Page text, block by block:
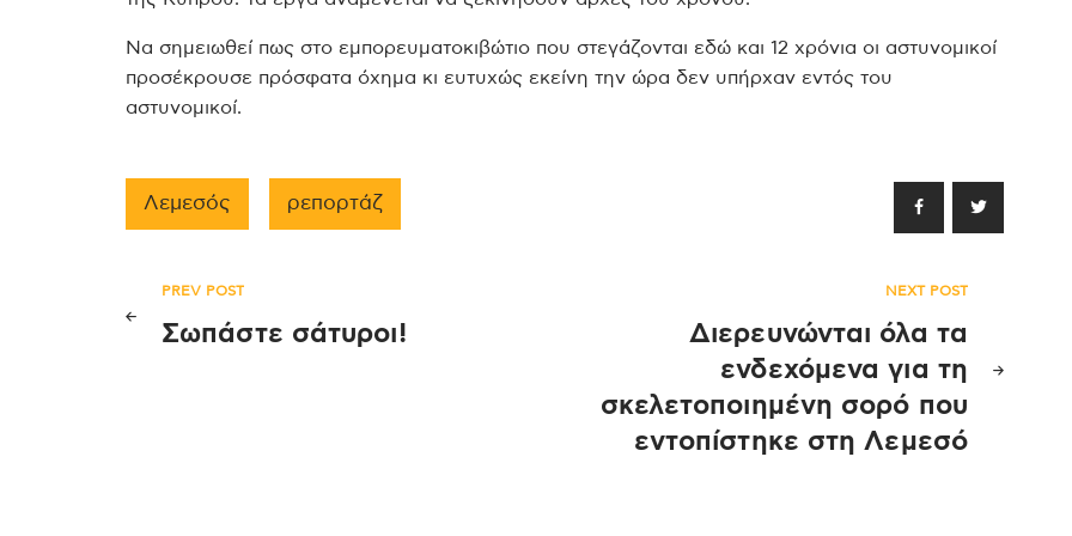
Να σημειωθεί πως στο εμπορευματοκιβώτιο που στεγάζονται εδώ και 12 χρόνια οι αστυνομικοί
προσέκρουσε πρόσφατα όχημα κι ευτυχώς εκείνη την ώρα δεν υπήρχαν εντός του
αστυνομικοί.
Λεμεσός ρεπορτάζ
Πλοήγηση
PREV POST
Σωπάστε σάτυροι!
NEXT POST
Διερευνώνται όλα τα
ενδεχόμενα για τη
σκελετοποιημένη σορό που
εντοπίστηκε στη Λεμεσό